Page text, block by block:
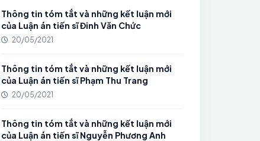
Thông tin tóm tắt và những kết luận mới
của Luận án tiến sĩ Đinh Văn Chức
20/05/2021
Thông tin tóm tắt và những kết luận mới
của Luận án tiến sĩ Phạm Thu Trang
20/05/2021
Thông tin tóm tắt và những kết luận mới
của Luận án tiến sĩ Nguyễn Phương Anh